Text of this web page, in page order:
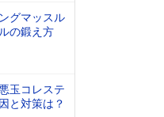
グマッスル
の鍛え方
玉コレステ
と対策は？